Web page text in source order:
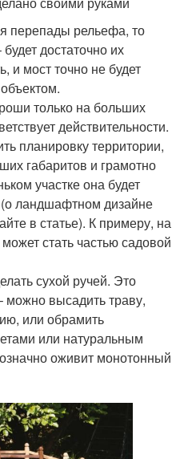
перепады рельефа, то
достаточно их
и мост точно не будет
только на больших
действительности.
планировку территории,
габаритов и грамотно
участке она будет
ландшафтном дизайне
в статье). К примеру, на
стать частью садовой
сухой ручей. Это
высадить траву,
или обрамить
или натуральным
оживит монотонный